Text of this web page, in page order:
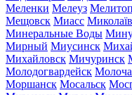
Меленки Мелеуз
Мещовск Миасс
Минеральные Воды
Мирный Миусинск
Михайловск Мичуринск
Молодогвардейск
Моршанск Мосальск